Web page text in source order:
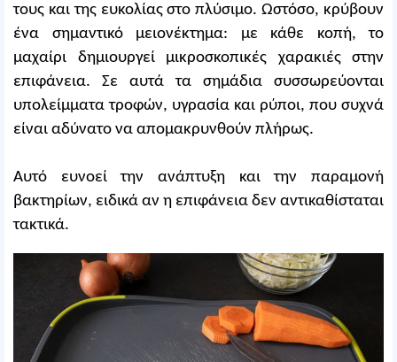
τους και της ευκολίας στο πλύσιμο. Ωστόσο, κρύβουν
ένα σημαντικό μειονέκτημα: με κάθε κοπή, το
μαχαίρι δημιουργεί μικροσκοπικές χαρακιές στην
επιφάνεια. Σε αυτά τα σημάδια συσσωρεύονται
υπολείμματα τροφών, υγρασία και ρύποι, που συχνά
είναι αδύνατο να απομακρυνθούν πλήρως.
Αυτό ευνοεί την ανάπτυξη και την παραμονή
βακτηρίων, ειδικά αν η επιφάνεια δεν αντικαθίσταται
τακτικά.